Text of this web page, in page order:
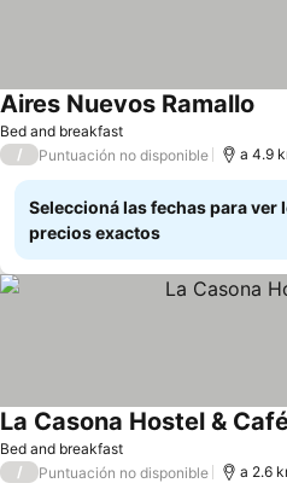
Bed and breakfast
Aires Nuevos Ramallo
/ Puntuación no disponible a 4.9
Seleccioná las fechas para ver
precios exactos
Bed and breakfast
La Casona Hostel &
/ Puntuación no disponible a 2.6